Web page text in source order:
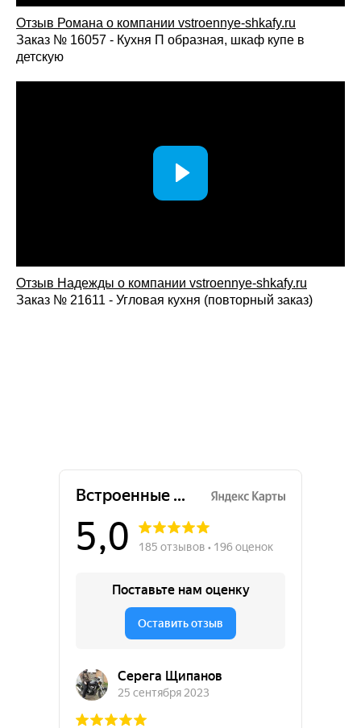
Отзыв Романа о компании vstroennye-shkafy.ru
Заказ № 16057 - Кухня П образная, шкаф купе в
детскую
Отзыв Надежды о компании vstroennye-shkafy.ru
Заказ № 21611 - Угловая кухня (повторный заказ)